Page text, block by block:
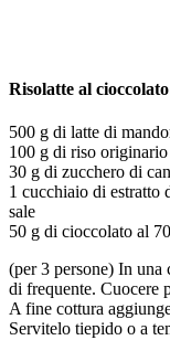
Risolatte al
500 g di latte di
100 g di riso originario
30 g di zucchero di
1 cucchiaio di estratto
sale
50 g di cioccolato al
(per 3 persone) In una
di frequente. Cuocere
A fine cottura
Servitelo tiepido o a